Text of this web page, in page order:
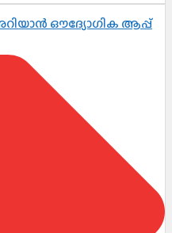
ഔദ്യോഗിക ആപ്പ്